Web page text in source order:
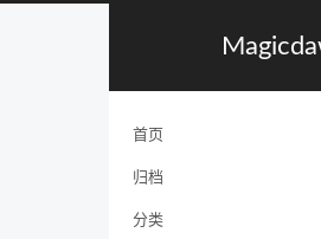
首页
归档
分类